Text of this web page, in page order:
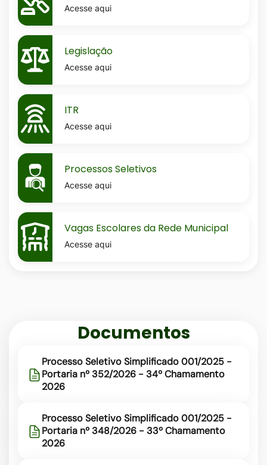
Acesse aqui
MaskLegislacao
Legislação
Acesse aqui
MaskItr ITR
Acesse aqui
MaskProcessos-
seletivos
Processos Seletivos
Acesse aqui
MaskVagas-
escolares-
da-
Vagas Escolares da Rede Municipal
Acesse aqui
Documentos
Processo Seletivo Simplificado 001/2025 -
Portaria nº 352/2026 - 34º Chamamento
2026
Processo Seletivo Simplificado 001/2025 -
Portaria nº 348/2026 - 33º Chamamento
2026